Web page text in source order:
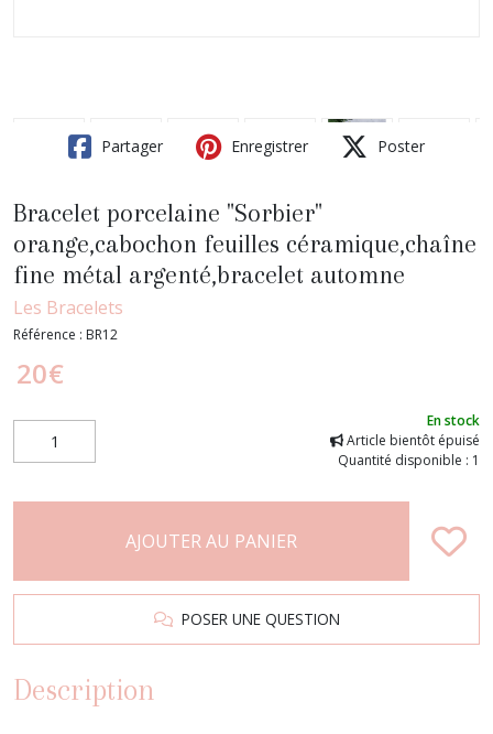
Partager Enregistrer Poster
Bracelet porcelaine "Sorbier"
orange,cabochon feuilles céramique,chaîne
fine métal argenté,bracelet automne
Les Bracelets
Référence : BR12
20€
En stock
Article bientôt épuisé
Quantité disponible : 1
AJOUTER AU PANIER
POSER UNE QUESTION
Description